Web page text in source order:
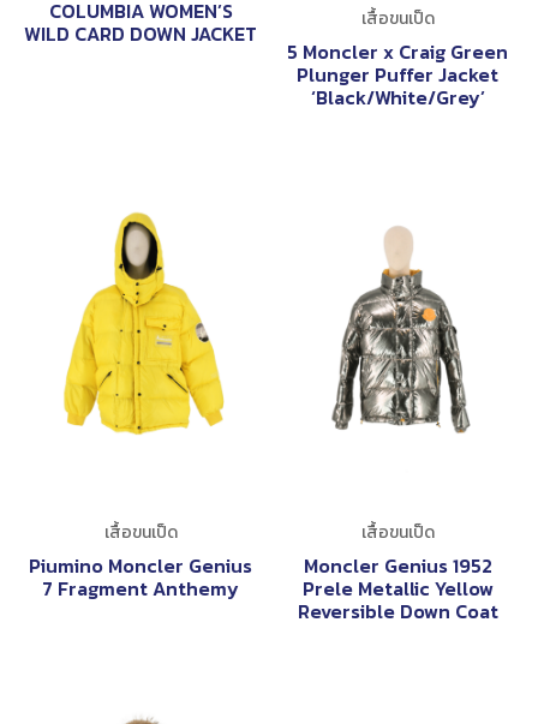
COLUMBIA WOMEN’S
WILD CARD DOWN JACKET
เสื้อขนเป็ด
5 Moncler x Craig Green
Plunger Puffer Jacket
‘Black/White/Grey’
เสื้อขนเป็ด
Piumino Moncler Genius
7 Fragment Anthemy
เสื้อขนเป็ด
Moncler Genius 1952
Prele Metallic Yellow
Reversible Down Coat